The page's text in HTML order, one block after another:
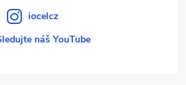
iocelcz
náš YouTube